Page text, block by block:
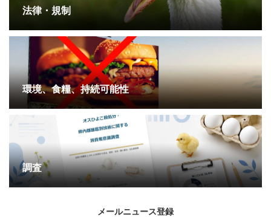
法律・規制
環境、食糧、持続可能性
調査
メールニュース登録